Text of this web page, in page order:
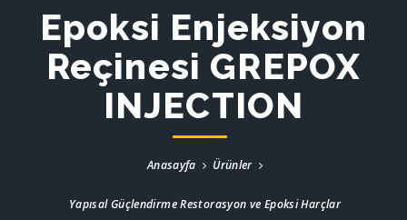
Epoksi Enjeksiyon
Reçinesi GREPOX
INJECTION
Anasayfa Ürünler
Yapısal Güçlendirme Restorasyon ve Epoksi Harçlar